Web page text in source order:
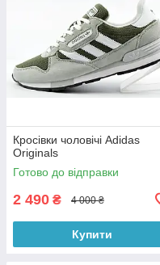
Кросівки чоловічі Adidas
Originals
Готово до відправки
2 490 ₴ 4 000 ₴
Купити